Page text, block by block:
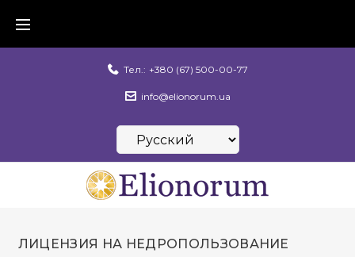
content
Тел.: +380 (67) 500-00-77
info@elionorum.ua
Выбрать
язык
ЛИЦЕНЗИЯ НА НЕДРОПОЛЬЗОВАНИЕ